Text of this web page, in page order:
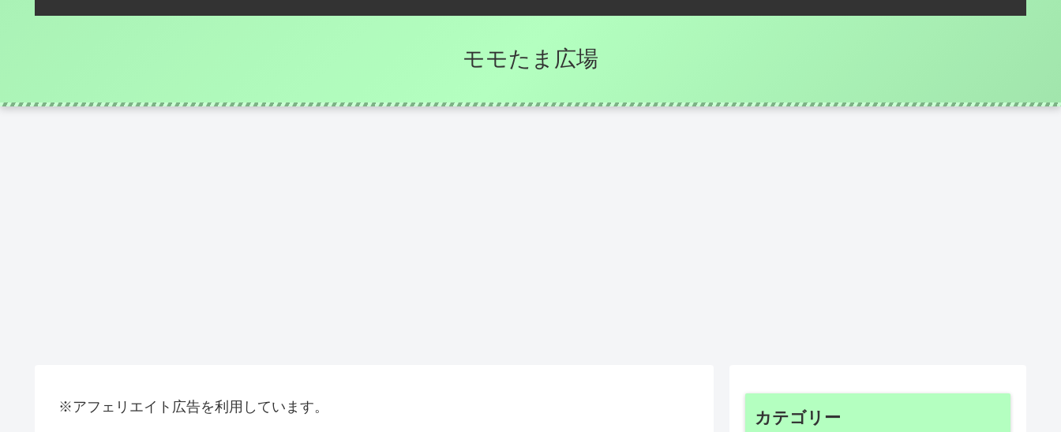
モモたま広場
※アフェリエイト広告を利用しています。
カテゴリー